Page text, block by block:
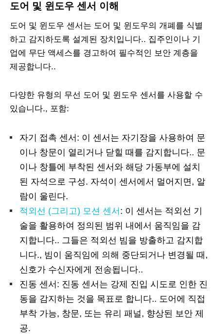
도어 및 윈도우 센서 이해
도어 및 윈도우 센서는 도어 및 윈도우의 개폐를 식별
하고 감지하도록 설계된 장치입니다.. 집주인이나 기
업에 무단 액세스를 경고하여 필수적인 보안 계층을
제공합니다..
다양한 유형의 무선 도어 및 윈도우 센서를 사용할 수
있습니다., 포함:
자기 접촉 센서: 이 센서는 자기장을 사용하여 문
이나 창문이 열리거나 닫힐 때를 감지합니다.. 문
이나 창틀에 부착된 센서와 해당 가동부에 설치
된 자석으로 구성. 자석이 센서에서 멀어지면, 알
람이 울린다.
적외선 (그리고) 모션 센서 : 이 센서는 적외선 기
술을 활용하여 정의된 범위 내에서 움직임을 감
지합니다.. 그들은 적외선 빔을 방출하고 감지합
니다., 빔이 움직임에 의해 중단되거나 변경될 때,
신호가 수신자에게 전송됩니다..
진동 센서: 진동 센서는 강제 진입 시도로 인한 진
동을 감지하는 것을 목표로 합니다.. 도어에 직접
부착 가능, 창문, 또는 유리 패널, 향상된 보안 제
공.